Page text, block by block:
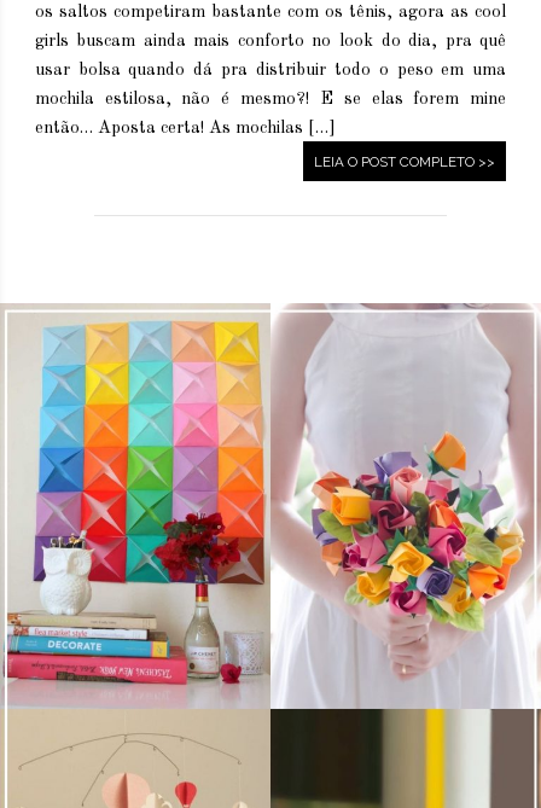
os saltos competiram bastante com os tênis, agora as cool
girls buscam ainda mais conforto no look do dia, pra quê
usar bolsa quando dá pra distribuir todo o peso em uma
mochila estilosa, não é mesmo?! E se elas forem mine
então… Aposta certa! As mochilas […]
LEIA O POST COMPLETO >>